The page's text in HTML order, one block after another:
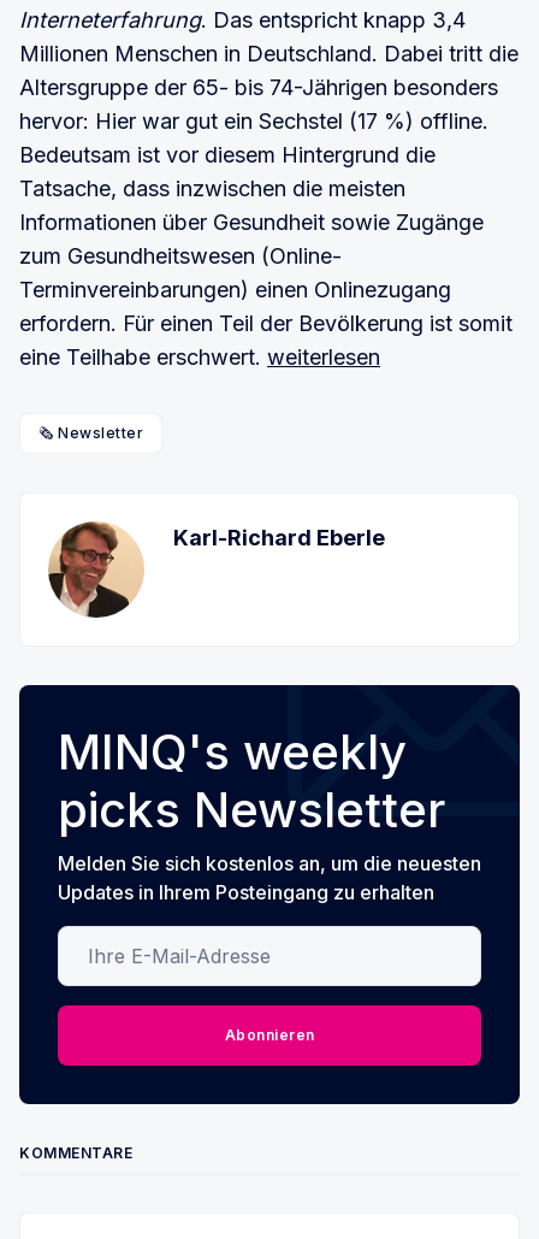
Interneterfahrung. Das entspricht knapp 3,4
Millionen Menschen in Deutschland. Dabei tritt die
Altersgruppe der 65- bis 74-Jährigen besonders
hervor: Hier war gut ein Sechstel (17 %) offline.
Bedeutsam ist vor diesem Hintergrund die
Tatsache, dass inzwischen die meisten
Informationen über Gesundheit sowie Zugänge
zum Gesundheitswesen (Online-
Terminvereinbarungen) einen Onlinezugang
erfordern. Für einen Teil der Bevölkerung ist somit
eine Teilhabe erschwert. weiterlesen
🗞️ Newsletter
Karl-Richard Eberle
MINQ's weekly
picks Newsletter
Melden Sie sich kostenlos an, um die neuesten
Updates in Ihrem Posteingang zu erhalten
Ihre E-Mail-Adresse
Abonnieren
KOMMENTARE